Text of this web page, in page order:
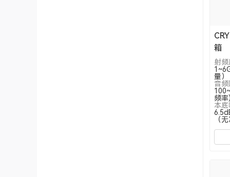
箱
射
量）
音频
频率
本
（